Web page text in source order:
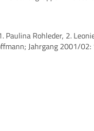
Rohleder, 2.
Jahrgang 2001/